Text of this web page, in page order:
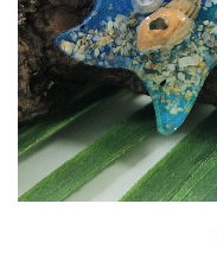
Colier / Pandantiv
Brățară
Bijuterii copii
Colier / Pandantiv
Colier de prietenie
Brățară